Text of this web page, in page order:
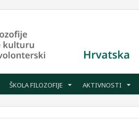
ŠKOLA FILOZOFIJE AKTIVNOSTI